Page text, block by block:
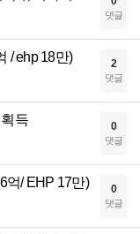
댓글
/ ehp 18만) 2
댓글
득 0
댓글
억/ EHP 17만) 0
댓글